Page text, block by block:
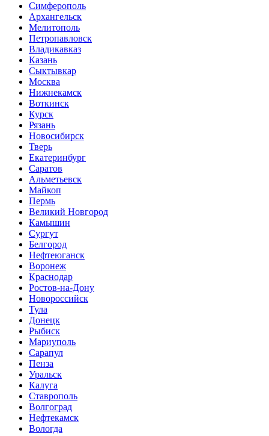
Симферополь
Архангельск
Мелитополь
Петропавловск
Владикавказ
Казань
Сыктывкар
Москва
Нижнекамск
Воткинск
Курск
Рязань
Новосибирск
Тверь
Екатеринбург
Саратов
Альметьевск
Майкоп
Пермь
Великий Новгород
Камышин
Сургут
Белгород
Нефтеюганск
Воронеж
Краснодар
Ростов-на-Дону
Новороссийск
Тула
Донецк
Рыбиск
Мариуполь
Сарапул
Пенза
Уральск
Калуга
Ставрополь
Волгоград
Нефтекамск
Вологда